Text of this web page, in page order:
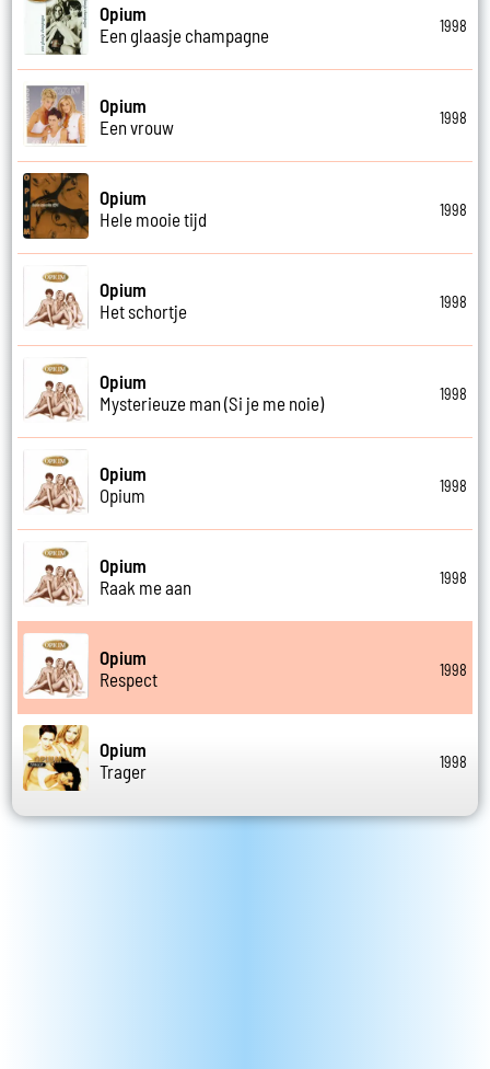
Opium
Een glaasje champagne
1998
Opium
Een vrouw
1998
Opium
Hele mooie tijd
1998
Opium
Het schortje
1998
Opium
Mysterieuze man (Si je me noie)
1998
Opium
Opium
1998
Opium
Raak me aan
1998
Opium
Respect
1998
Opium
Trager
1998